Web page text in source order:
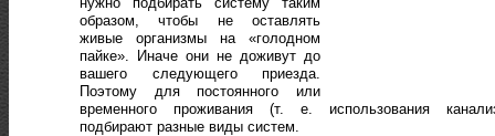
образом, чтобы не оставлять
живые организмы на «голодном
пайке». Иначе они не доживут до
вашего следующего приезда.
Поэтому для постоянного или
временного проживания (т. е. использования
подбирают разные виды систем.